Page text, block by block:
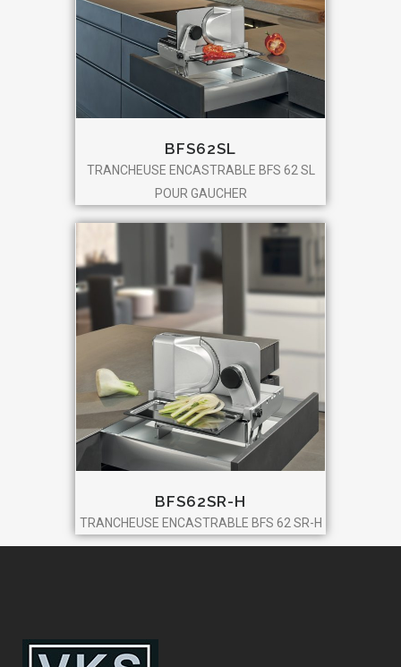
BFS62SL
TRANCHEUSE ENCASTRABLE BFS 62 SL
POUR GAUCHER
BFS62SR-H
TRANCHEUSE ENCASTRABLE BFS 62 SR-H